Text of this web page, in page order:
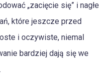
„zacięcie się” i nagłe
które jeszcze przed
i oczywiste, niemal
bardziej dają się we